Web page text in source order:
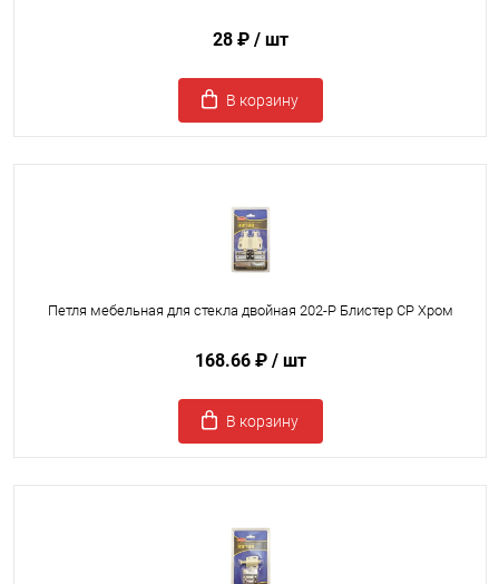
28 ₽ / шт
В корзину
Петля мебельная для стекла двойная 202-P Блистер CP Хром
168.66 ₽ / шт
В корзину